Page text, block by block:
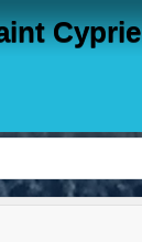
cookies